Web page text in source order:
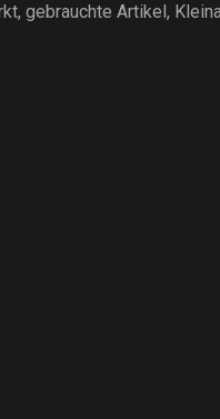
gebrauchte Artikel ,